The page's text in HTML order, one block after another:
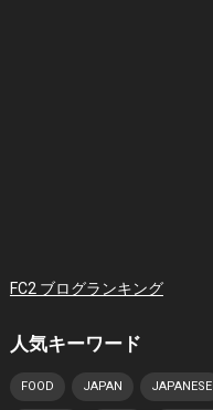
FC2 ブログランキング
人気キーワード
FOOD JAPAN JAPANESE